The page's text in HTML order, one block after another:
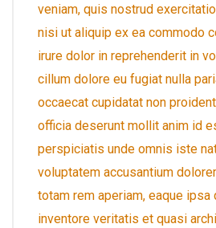
veniam, quis nostrud
nisi ut aliquip ex ea commodo
irure dolor in reprehenderit in
cillum dolore eu fugiat nulla
occaecat cupidatat non
officia deserunt mollit anim id
perspiciatis unde omnis iste
voluptatem accusantium
totam rem aperiam, eaque ipsa
inventore veritatis et quasi